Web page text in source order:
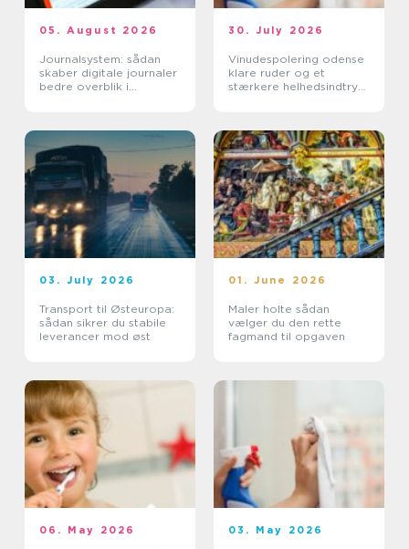
05. August 2026
Journalsystem: sådan
skaber digitale journaler
bedre overblik i
30. July 2026
Vinudespolering odense
klare ruder og et
stærkere helhedsindtryk
03. July 2026
Transport til Østeuropa:
sådan sikrer du stabile
leverancer mod øst
01. June 2026
Maler holte sådan
vælger du den rette
fagmand til opgaven
06. May 2026 03. May 2026